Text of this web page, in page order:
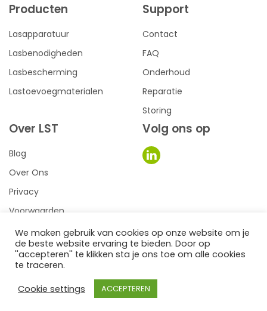
Producten
Lasapparatuur
Lasbenodigheden
Lasbescherming
Lastoevoegmaterialen
Support
Contact
FAQ
Onderhoud
Reparatie
Storing
Over LST
Blog
Over Ons
Privacy
Voorwaarden
Volg ons op
een we make it website
We maken gebruik van cookies op onze website om je
de beste website ervaring te bieden. Door op
''accepteren'' te klikken sta je ons toe om alle cookies
te traceren.
Cookie settings
ACCEPTEREN